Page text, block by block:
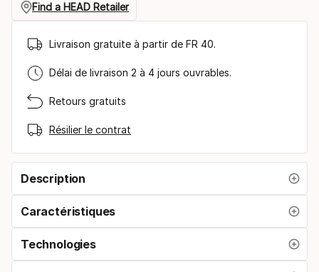
Find a HEAD Retailer
Livraison gratuite à partir de FR 40.
Délai de livraison 2 à 4 jours ouvrables.
Retours gratuits
Résilier le contrat
Description
Caractéristiques
Technologies